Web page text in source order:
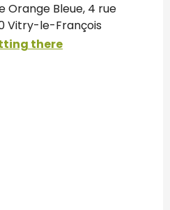
Orange Bleue, 4 rue
Vitry-le-François
there